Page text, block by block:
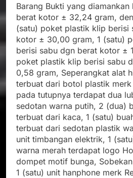
Barang Bukti yang
berat kotor ± 32,24 gram,
(satu) poket plastik klip berisi
kotor ± 30,00 gram, 1 (satu)
berisi sabu dgn berat kotor ±
poket plastik klip berisi sabu
0,58 gram, Seperangkat alat
terbuat dari botol plastik
pada tutupnya terdapat dua
sedotan warna putih, 2 (dua)
terbuat dari kaca, 1 (satu)
terbuat dari sedotan plastik
unit timbangan elektrik, 1
warna merah terdapat logo
dompet motif bunga,
1 (satu) unit hanphone merk